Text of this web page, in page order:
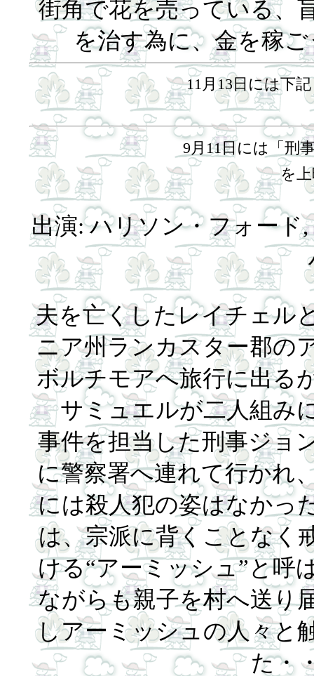
街角で花を売っている、
を治す為に、金を稼
11月13日には下
9月11日には「刑
を
出演: ハリソン・フォード
夫を亡くしたレイチェル
ニア州ランカスター郡の
ボルチモアへ旅行に出る
サミュエルが二人組み
事件を担当した刑事ジョ
に警察署へ連れて行かれ
には殺人犯の姿はなかっ
は、宗派に背くことなく
ける“アーミッシュ”と呼
ながらも親子を村へ送り
しアーミッシュの人々と
た・